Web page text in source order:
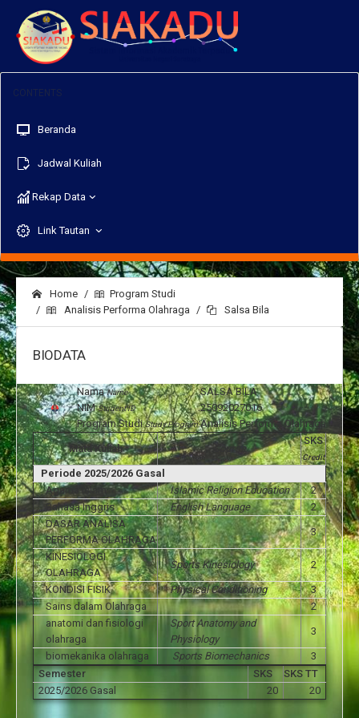
Beranda
Jadwal Kuliah
Rekap Data
Link Tautan
Home
Program Studi
Analisis Performa Olahraga
Salsa Bila
BIODATA
NamaName :SALSA BILA
NIMStudent ID :25092027016
Program StudiStudy Program:Analisis Performa Olahraga
Mata Kuliah Course
SKS
Credit
Periode 2025/2026 Gasal
Agama Islam
Islamic Religion Education
2
Bahasa Inggris
English Language
2
DASAR ANALISA
PERFORMA OLAHRAGA
3
KINESIOLOGI
OLAHRAGA
Sports Kinesiology 2
KONDISI FISIK Physical Conditioning
3
Sains dalam Olahraga
2
anatomi dan fisiologi
olahraga
Sport Anatomy and
Physiology
3
biomekanika olahraga Sports Biomechanics
3
Semester
SKS
SKS TT
2025/2026 Gasal
20 20